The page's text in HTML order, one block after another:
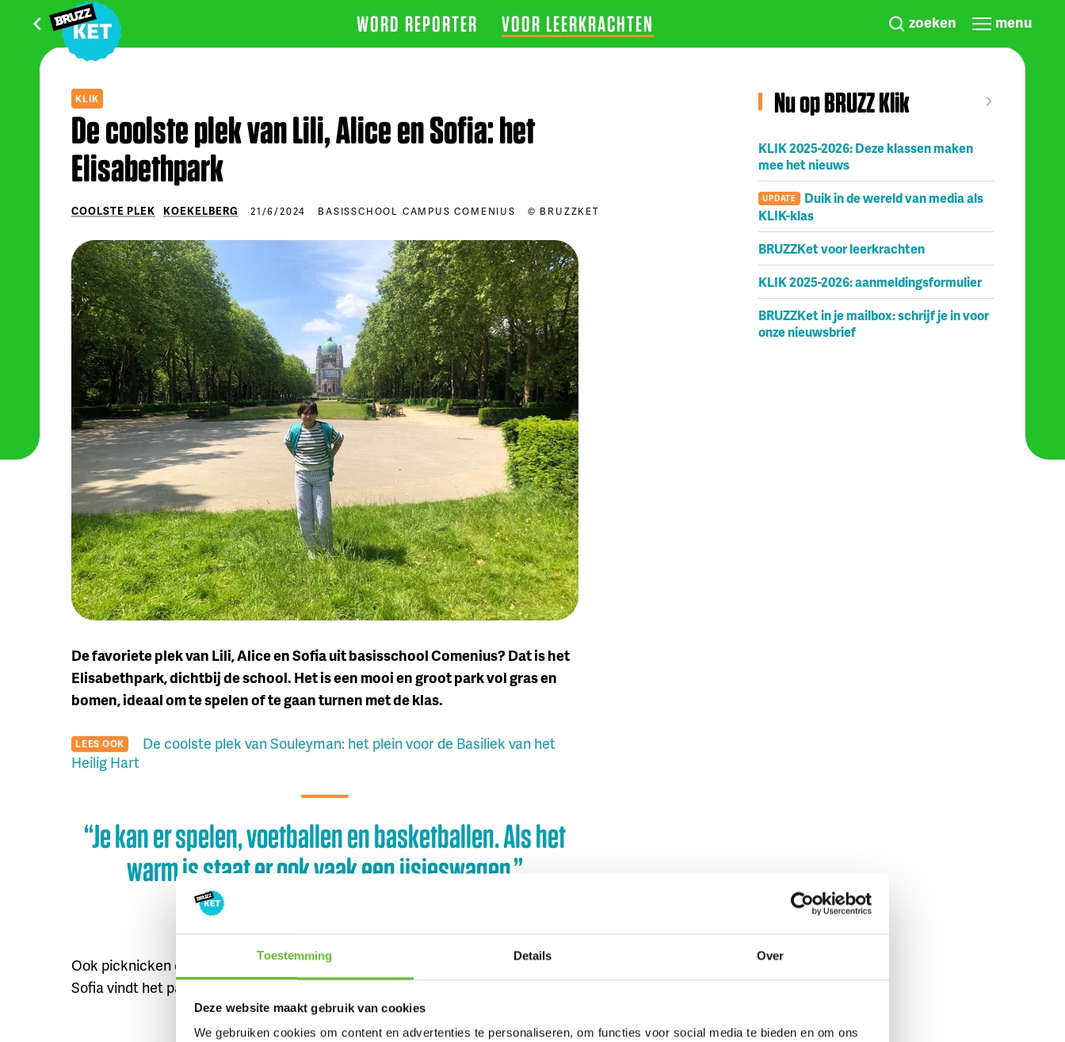
Toestemming Details Over
Deze website maakt gebruik van cookies
We gebruiken cookies om content en advertenties te personaliseren, om functies voor social media te bieden en om ons
WORD REPORTER VOOR LEERKRACHTEN zoeken menu
KLIK
De coolste plek van Lili, Alice en Sofia: het
Elisabethpark
COOLSTE PLEK KOEKELBERG 21/6/2024 BASISSCHOOL CAMPUS COMENIUS © BRUZZKET
De favoriete plek van Lili, Alice en Sofia uit basisschool Comenius? Dat is het
Elisabethpark, dichtbij de school. Het is een mooi en groot park vol gras en
bomen, ideaal om te spelen of te gaan turnen met de klas.
LEES OOK
De coolste plek van Souleyman: het plein voor de Basiliek van het
Heilig Hart
“Je kan er spelen, voetballen en basketballen. Als het
warm is staat er ook vaak een ijsjeswagen.”
Ook picknicken of chillen met je vrienden is hier heel leuk vinden Lili en Alice.
Sofia vindt het park vooral leuk om te sporten.
Nu op BRUZZ Klik
KLIK 2025-2026: Deze klassen maken
mee het nieuws
UPDATE
Duik in de wereld van media als
KLIK-klas
BRUZZKet voor leerkrachten
KLIK 2025-2026: aanmeldingsformulier
BRUZZKet in je mailbox: schrijf je in voor
onze nieuwsbrief